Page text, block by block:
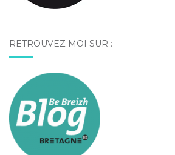
RETROUVEZ MOI SUR :